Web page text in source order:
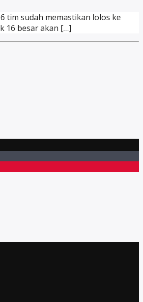
tim sudah memastikan lolos ke
16 besar akan […]